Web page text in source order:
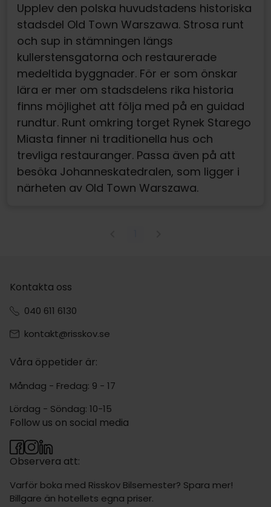
Upplev den polska huvudstadens historiska
stadsdel Old Town Warszawa. Strosa runt
och sup in stämningen längs
kullerstensgatorna och restaurerade
medeltida byggnader. För er som önskar
lära er mer om stadsdelens rika historia
finns möjlighet att följa med på en guidad
rundtur. Runt omkring torget Rynek Starego
Miasta finner ni traditionella hus och
trevliga restauranger. Passa även på att
besöka Johanneskatedralen, som ligger i
närheten av Old Town Warszawa.
Kontakta oss
040 611 6130
kontakt@risskov.se
Våra öppetider är:
Måndag - Fredag: 9 - 17
Lördag - Söndag: 10-15
Observera att:
Varför boka med Risskov Bilsemester? Spara mer!
Billgare än hotellets egna priser.
Follow us on social media